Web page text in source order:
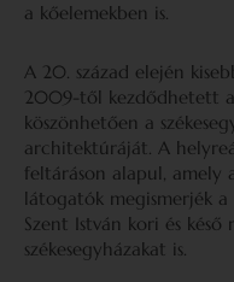
a kőelemekben is.
A 20. század elején
2009-től kezdődhetett
köszönhetően a
architektúráját. A
feltáráson alapul, amely
látogatók megismerjék
Szent István kori és késő
székesegyházakat is.